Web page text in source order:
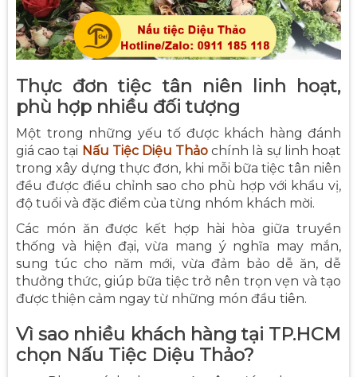
Thực đơn tiệc tân niên linh hoạt,
phù hợp nhiều đối tượng
Một trong những yếu tố được khách hàng đánh
giá cao tại Nấu Tiệc Diệu Thảo chính là sự linh hoạt
trong xây dựng thực đơn, khi mỗi bữa tiệc tân niên
đều được điều chỉnh sao cho phù hợp với khẩu vị,
độ tuổi và đặc điểm của từng nhóm khách mời.
Các món ăn được kết hợp hài hòa giữa truyền
thống và hiện đại, vừa mang ý nghĩa may mắn,
sung túc cho năm mới, vừa đảm bảo dễ ăn, dễ
thưởng thức, giúp bữa tiệc trở nên trọn vẹn và tạo
được thiện cảm ngay từ những món đầu tiên.
Vì sao nhiều khách hàng tại TP.HCM
chọn Nấu Tiệc Diệu Thảo?